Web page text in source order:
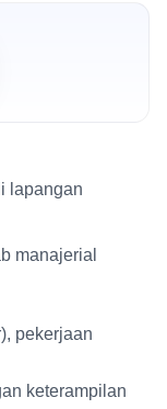
lapangan
manajerial
pekerjaan
keterampilan